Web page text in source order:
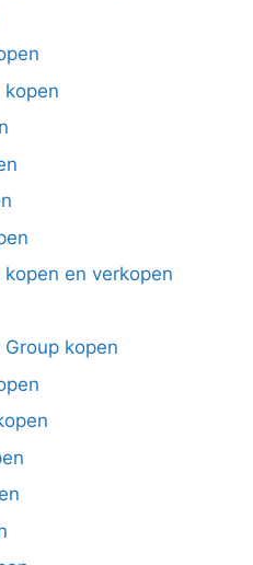
en verkopen
kopen